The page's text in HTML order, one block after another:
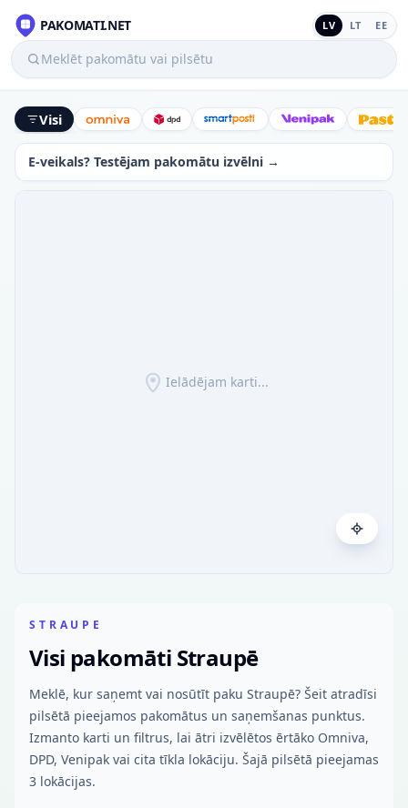
PAKOMATI.NET LV LT EE
Meklēt pakomātu vai pilsētu
Visi Omniva DPD SmartPostiVenipak
E-veikals? Testējam pakomātu izvēlni →
Ielādējam karti...
STRAUPE
Visi pakomāti Straupē
Meklē, kur saņemt vai nosūtīt paku Straupē? Šeit atradīsi
pilsētā pieejamos pakomātus un saņemšanas punktus.
Izmanto karti un filtrus, lai ātri izvēlētos ērtāko Omniva,
DPD, Venipak vai cita tīkla lokāciju. Šajā pilsētā pieejamas
3 lokācijas.